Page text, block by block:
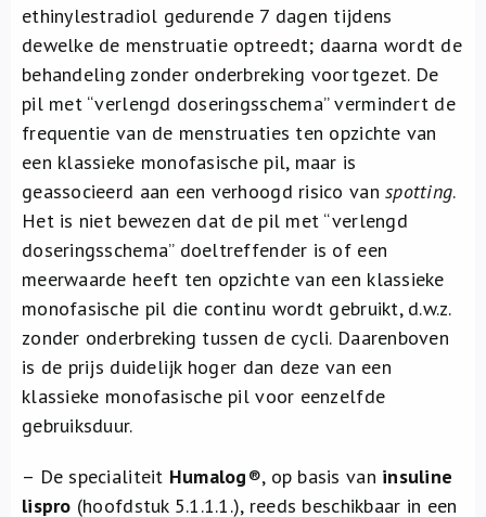
ethinylestradiol gedurende 7 dagen tijdens
dewelke de menstruatie optreedt; daarna wordt de
behandeling zonder onderbreking voortgezet. De
pil met “verlengd doseringsschema” vermindert de
frequentie van de menstruaties ten opzichte van
een klassieke monofasische pil, maar is
geassocieerd aan een verhoogd risico vanspotting.
Het is niet bewezen dat de pil met “verlengd
doseringsschema” doeltreffender is of een
meerwaarde heeft ten opzichte van een klassieke
monofasische pil die continu wordt gebruikt, d.w.z.
zonder onderbreking tussen de cycli. Daarenboven
is de prijs duidelijk hoger dan deze van een
klassieke monofasische pil voor eenzelfde
gebruiksduur.
– De specialiteit Humalog®, op basis van insuline
lispro (hoofdstuk 5.1.1.1.), reeds beschikbaar in een